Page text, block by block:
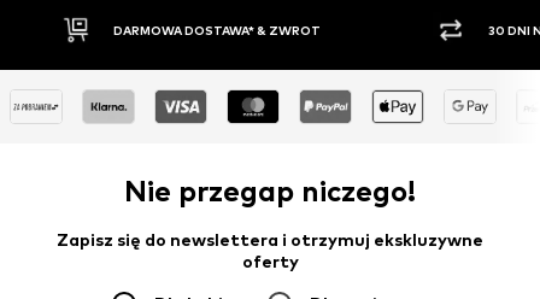
DARMOWA DOSTAWA* & ZWROT 30 DNI
Nie przegap niczego!
Zapisz się do newslettera i otrzymuj ekskluzywne
oferty